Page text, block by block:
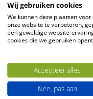
Hoogte
105cm
Wij gebruiken cookies
We kunnen deze plaatsen
onze website te verbeteren,
een geweldige website-
cookies die we gebruiken
Accepteer alles
Nee, pas aan